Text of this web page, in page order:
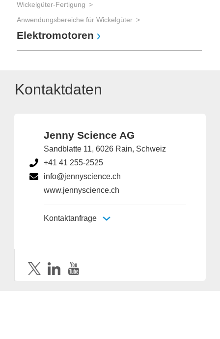
Wickelgüter-Fertigung
Anwendungsbereiche für Wickelgüter
Elektromotoren
Kontaktdaten
Jenny Science AG
Sandblatte 11, 6026 Rain, Schweiz
+41 41 255-2525
info@jennyscience.ch
www.jennyscience.ch
Kontaktanfrage